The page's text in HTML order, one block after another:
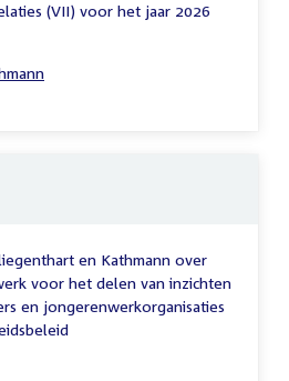
(VII) voor het jaar 2026
en Kathmann over
voor het delen van inzichten
en jongerenwerkorganisaties